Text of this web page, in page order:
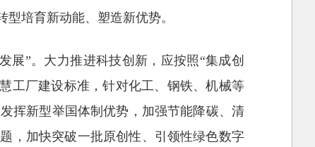
培育新动能、塑造新优势。
展”。大力推进科技创新，应按照“集成创
工厂建设标准，针对化工、钢铁、机械等
挥新型举国体制优势，加强节能降碳、清
，加快突破一批原创性、引领性绿色数字